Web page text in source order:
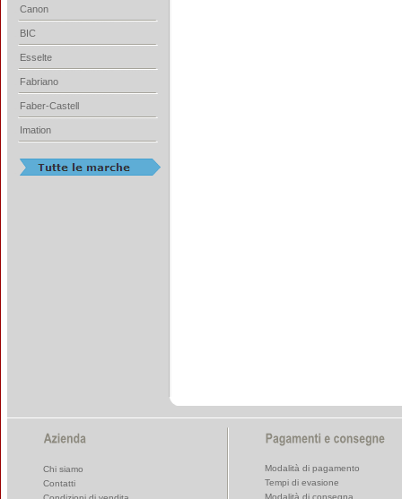
Canon
BIC
Esselte
Fabriano
Faber-Castell
Imation
Chi siamo
Contatti
Modalità di pagamento
Tempi di evasione
Modalità di consegna